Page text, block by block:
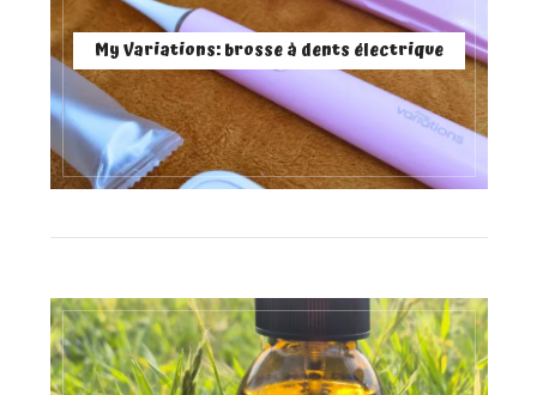
My Variations: brosse à dents électrique